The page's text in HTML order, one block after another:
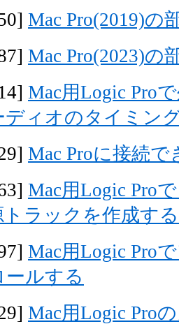
] Mac Pro(2019)の
] Mac Pro(2023)の
] Mac用Logic Pro
ディオのタイミン
] Mac Proに接続
] Mac用Logic Pro
トラックを作成する
] Mac用Logic Pro
ールする
] Mac用Logic Pro